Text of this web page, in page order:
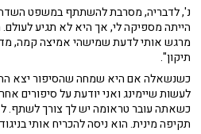
נ', לדבריה, מסרבת להשתתף במשפט השדה
הייתה מספיקה לי, אך היא לא תגיע
מרגש אותי לדעת שמישהי אמיצה קמה,
תיקון".
כשנשאלה אם היא שמחה שהסיפור יצא
לעשות שיימינג ואני יודעת על סיפורים
כשאתה עובר טראומה יש לך צורך לשתף.
תקיפה מינית. הוא ניסה להכריח אותי